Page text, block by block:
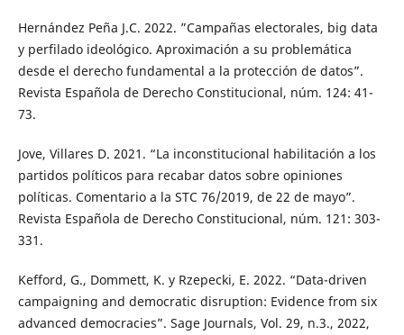
Hernández Peña J.C. 2022. ”Campañas electorales, big data
y perfilado ideológico. Aproximación a su problemática
desde el derecho fundamental a la protección de datos”.
Revista Española de Derecho Constitucional, núm. 124: 41-
73.
Jove, Villares D. 2021. “La inconstitucional habilitación a los
partidos políticos para recabar datos sobre opiniones
políticas. Comentario a la STC 76/2019, de 22 de mayo”.
Revista Española de Derecho Constitucional, núm. 121: 303-
331.
Kefford, G., Dommett, K. y Rzepecki, E. 2022. “Data-driven
campaigning and democratic disruption: Evidence from six
advanced democracies”. Sage Journals, Vol. 29, n.3., 2022,